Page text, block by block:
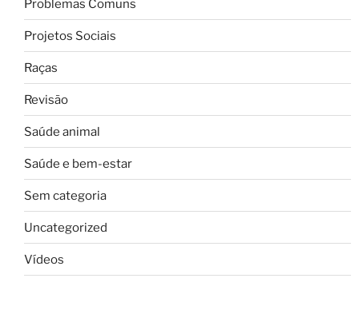
Problemas Comuns
Projetos Sociais
Raças
Revisão
Saúde animal
Saúde e bem-estar
Sem categoria
Uncategorized
Vídeos